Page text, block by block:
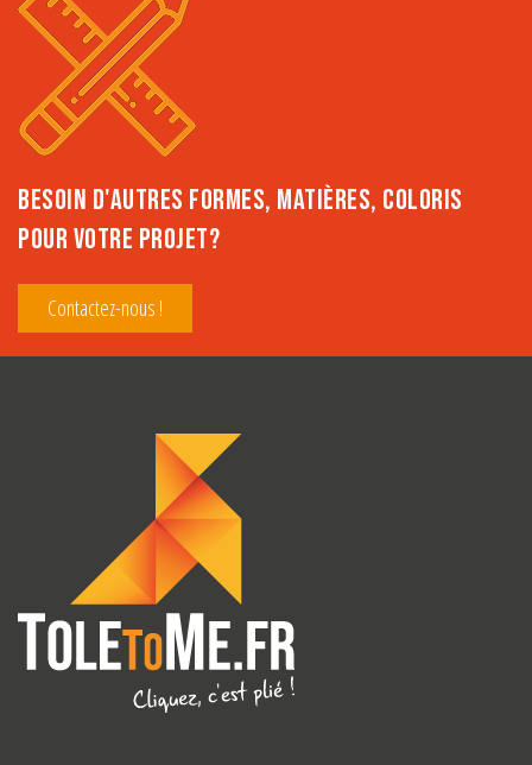
BESOIN D'AUTRES FORMES, MATIÈRES, COLORIS
POUR VOTRE PROJET?
Contactez-nous !